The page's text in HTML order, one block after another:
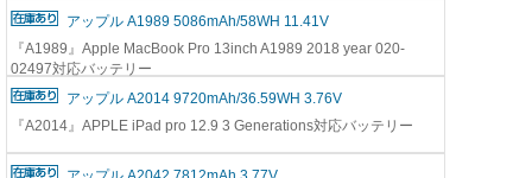
アップル A1989 5086mAh/58WH 11.41V
『A1989』Apple MacBook Pro 13inch A1989 2018 year 020-
02497対応バッテリー
アップル A2014 9720mAh/36.59WH 3.76V
『A2014』APPLE iPad pro 12.9 3 Generations対応バッテリー